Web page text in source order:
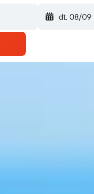
dt. 08/09